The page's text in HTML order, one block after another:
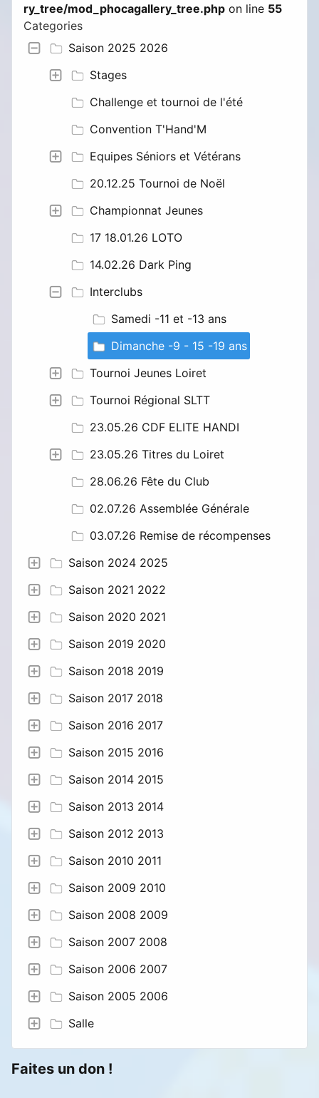
ry_tree/mod_phocagallery_tree.php on line 55
Categories
Saison 2025 2026
Stages
Challenge et tournoi de l'été
Convention T'Hand'M
Equipes Séniors et Vétérans
20.12.25 Tournoi de Noël
Championnat Jeunes
17 18.01.26 LOTO
14.02.26 Dark Ping
Interclubs
Samedi -11 et -13 ans
Dimanche -9 - 15 -19 ans
Tournoi Jeunes Loiret
Tournoi Régional SLTT
23.05.26 CDF ELITE HANDI
23.05.26 Titres du Loiret
28.06.26 Fête du Club
02.07.26 Assemblée Générale
03.07.26 Remise de récompenses
Saison 2024 2025
Saison 2021 2022
Saison 2020 2021
Saison 2019 2020
Saison 2018 2019
Saison 2017 2018
Saison 2016 2017
Saison 2015 2016
Saison 2014 2015
Saison 2013 2014
Saison 2012 2013
Saison 2010 2011
Saison 2009 2010
Saison 2008 2009
Saison 2007 2008
Saison 2006 2007
Saison 2005 2006
Salle
Faites un don !